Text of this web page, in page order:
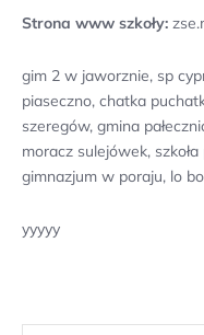
Strona www szkoły:
gim 2 w jaworznie, sp
piaseczno, chatka
szeregów, gmina
moracz sulejówek,
gimnazjum w poraju, lo
yyyyy